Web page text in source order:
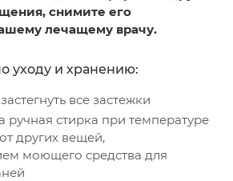
снимите его
лечащему врачу.
уходу и хранению:
все застежки
ручная стирка при температуре
других вещей,
моющего средства для